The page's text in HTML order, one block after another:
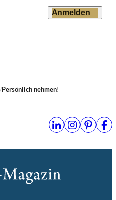
Anmelden
Persönlich nehmen!